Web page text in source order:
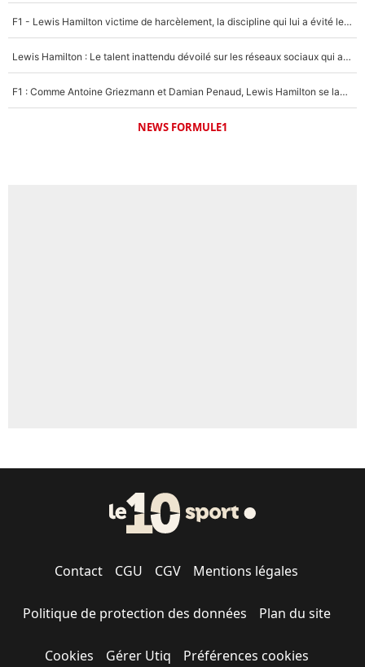
F1 - Lewis Hamilton victime de harcèlement, la discipline qui lui a évité le pire : «J'aurais probablement mal tourné»
Lewis Hamilton : Le talent inattendu dévoilé sur les réseaux sociaux qui a impressionné Kim Kardashian pendant leurs vacances en amoureux !
F1 : Comme Antoine Griezmann et Damian Penaud, Lewis Hamilton se lance dans le business des cartes à collectionner !
NEWS FORMULE1
Contact CGU CGV Mentions légales
Politique de protection des données Plan du site
Cookies Gérer Utiq Préférences cookies